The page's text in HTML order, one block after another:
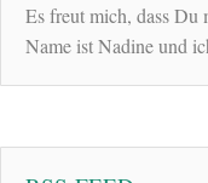
Es freut mich, dass Du
Name ist Nadine und